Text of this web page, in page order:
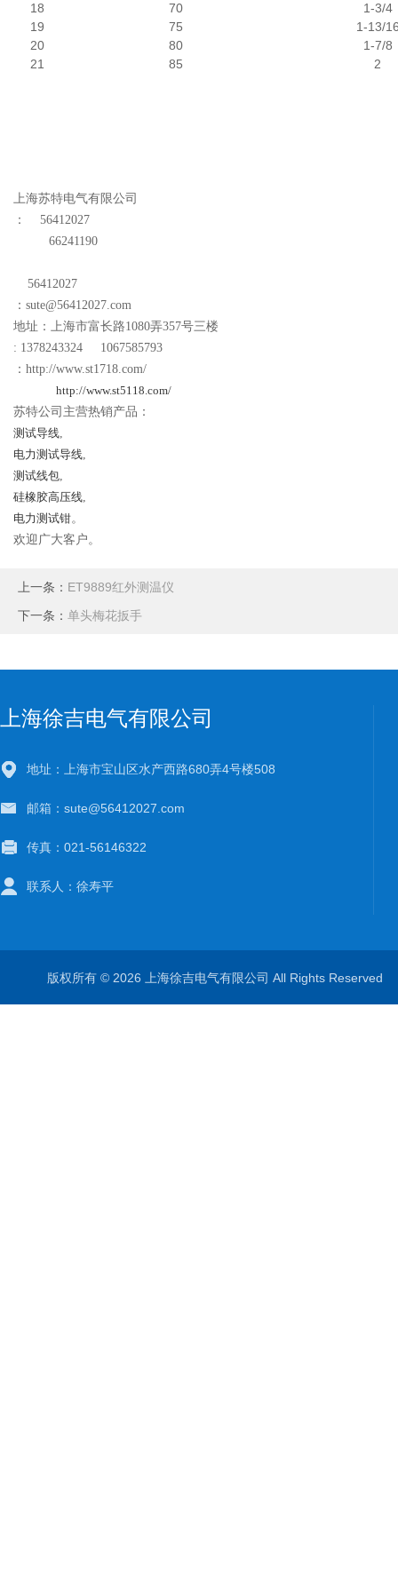
18
70
1-3/4
19
75
1-13/
20
80
1-7/8
21
85 2
上海苏特电气有限公司
：
56412027
66241190
56412027
： sute@56412027.com
地址：上海市富长路1080弄357号三楼
: 1378243324 1067585793
： http://www.st1718.com/
http://www.st5118.com/
苏特公司主营热销产品：
测试导线,
电力测试导线,
测试线包,
硅橡胶高压线,
电力测试钳。
欢迎广大客户。
上一条： ET9889红外测温仪
下一条： 单头梅花扳手
上海徐吉电气有限公司
地址：上海市宝山区水产西路680弄4号楼508
邮箱：sute@56412027.com
传真：021-56146322
联系人：徐寿平
版权所有 © 2026 上海徐吉电气有限公司 All Rights